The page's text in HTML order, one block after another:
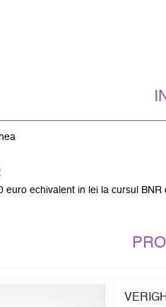
euro echivalent in lei la cursul BNR